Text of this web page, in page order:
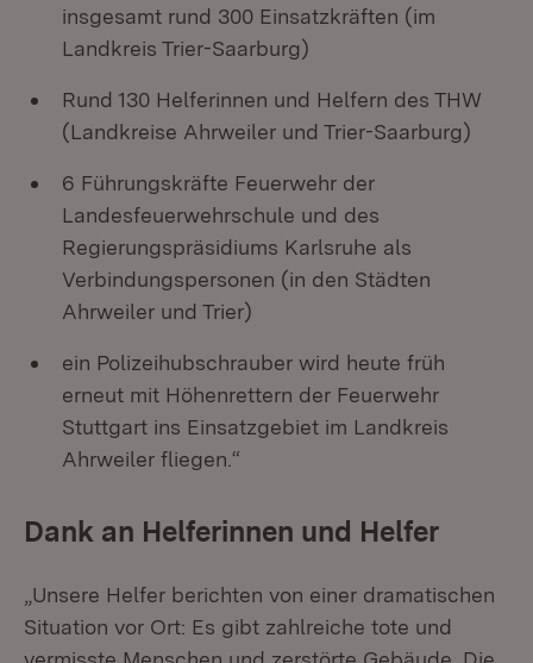
insgesamt rund 300 Einsatzkräften (im
Landkreis Trier-Saarburg)
Rund 130 Helferinnen und Helfern des THW
(Landkreise Ahrweiler und Trier-Saarburg)
6 Führungskräfte Feuerwehr der
Landesfeuerwehrschule und des
Regierungspräsidiums Karlsruhe als
Verbindungspersonen (in den Städten
Ahrweiler und Trier)
ein Polizeihubschrauber wird heute früh
erneut mit Höhenrettern der Feuerwehr
Stuttgart ins Einsatzgebiet im Landkreis
Ahrweiler fliegen.“
Dank an Helferinnen und Helfer
„Unsere Helfer berichten von einer dramatischen
Situation vor Ort: Es gibt zahlreiche tote und